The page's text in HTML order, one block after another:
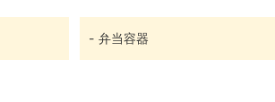
弁当容器